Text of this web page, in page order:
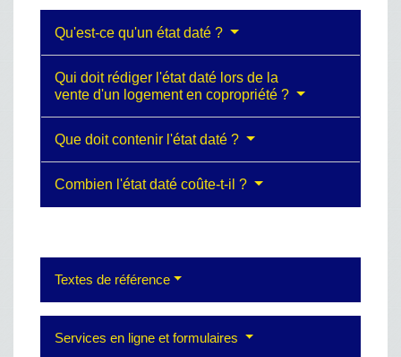
Qu'est-ce qu'un état daté ?
Qui doit rédiger l'état daté lors de la
vente d'un logement en copropriété ?
Que doit contenir l'état daté ?
Combien l'état daté coûte-t-il ?
Textes de référence
Services en ligne et formulaires